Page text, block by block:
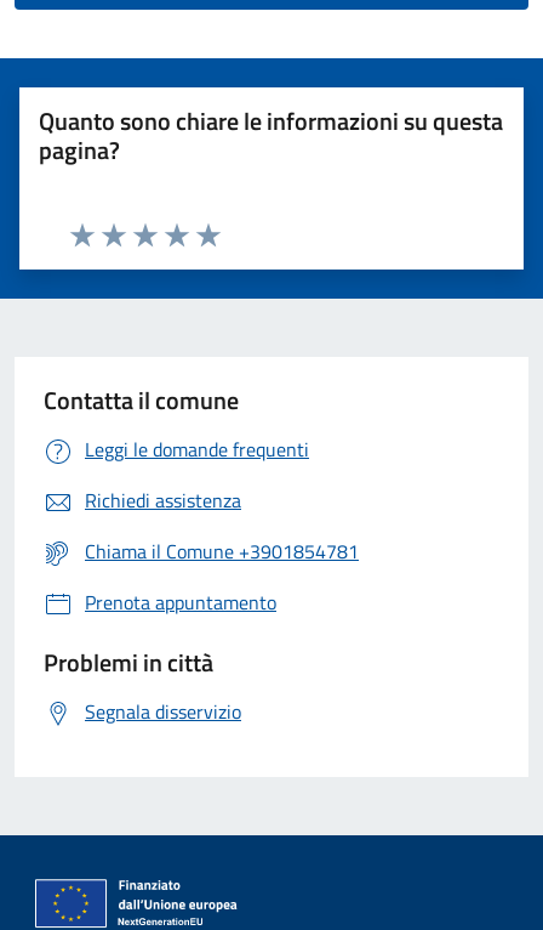
Quanto sono chiare le informazioni su questa
pagina?
Valuta 5 stelle su 5
Valuta 4 stelle su 5
Valuta 3 stelle su 5
Valuta 2 stelle su 5
Valuta 1 stelle su 5
Contatta il comune
Leggi le domande frequenti
Richiedi assistenza
Chiama il Comune +3901854781
Prenota appuntamento
Problemi in città
Segnala disservizio